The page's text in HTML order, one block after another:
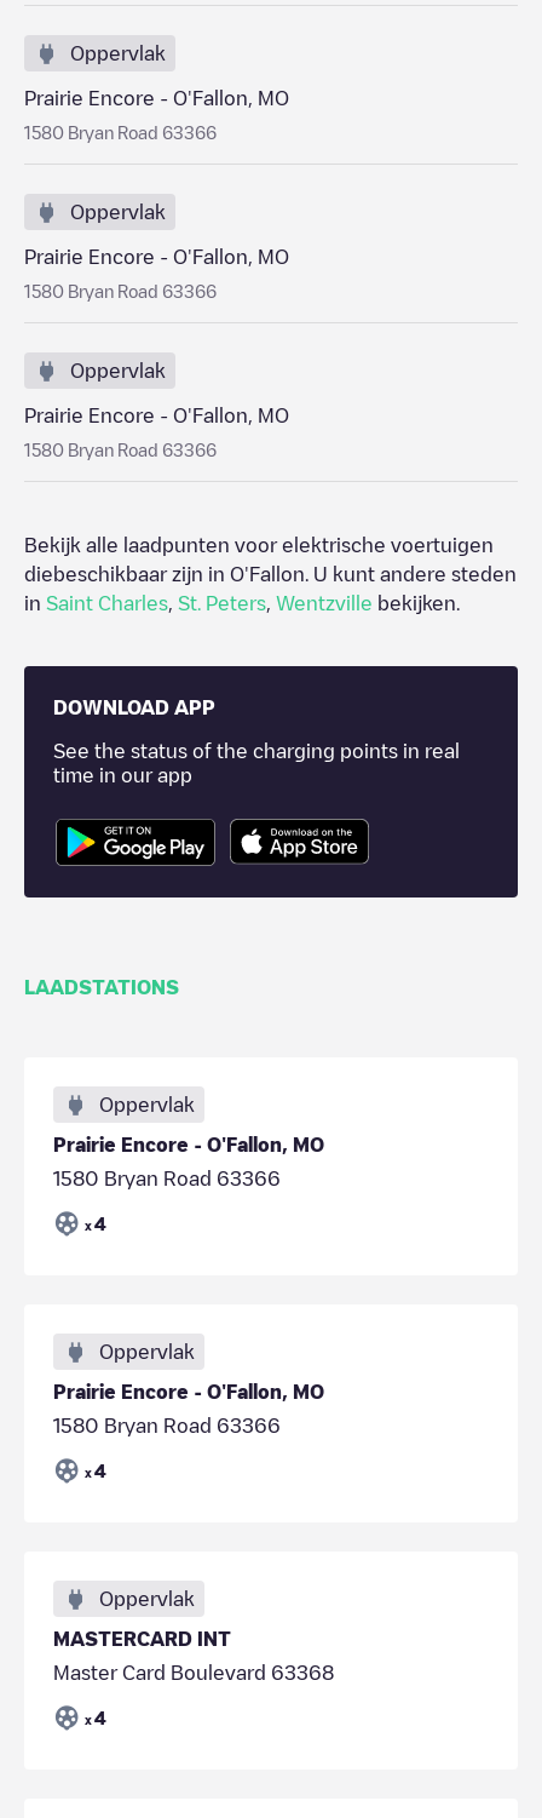
Oppervlak
Prairie Encore - O'Fallon, MO
1580 Bryan Road 63366
Oppervlak
Prairie Encore - O'Fallon, MO
1580 Bryan Road 63366
Oppervlak
Prairie Encore - O'Fallon, MO
1580 Bryan Road 63366
Bekijk alle laadpunten voor elektrische voertuigen
diebeschikbaar zijn in O'Fallon . U kunt andere steden
in Saint Charles St. Peters Wentzville bekijken.
DOWNLOAD APP
See the status of the charging points in real
time in our app
LAADSTATIONS
Oppervlak
Prairie Encore - O'Fallon, MO
1580 Bryan Road 63366
x 4
Oppervlak
Prairie Encore - O'Fallon, MO
1580 Bryan Road 63366
x 4
Oppervlak
MASTERCARD INT
Master Card Boulevard 63368
x 4